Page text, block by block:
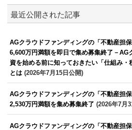
最近公開された記事
AGクラウドファンディングの「不動産担
6,600万円満額を即日で集め募集終了－AG
資を始める前に知っておきたい「仕組み・
とは (2026年7月15日公開)
AGクラウドファンディングの「不動産担
2,530万円満額を集め募集終了 (2026年7月
AGクラウドファンディングの「不動産担